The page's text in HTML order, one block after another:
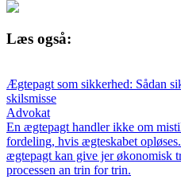
Læs også:
Ægtepagt som sikkerhed: Sådan
skilsmisse
Advokat
En ægtepagt handler ikke om
fordeling, hvis ægteskabet
ægtepagt kan give jer økonomisk
processen an trin for trin.